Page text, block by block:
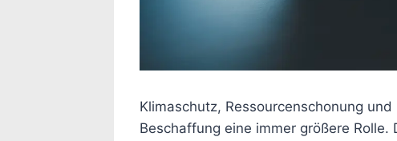
Klimaschutz, Ressourcenschonung
Beschaffung eine immer größere